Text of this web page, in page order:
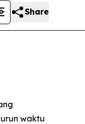
Share
waktu